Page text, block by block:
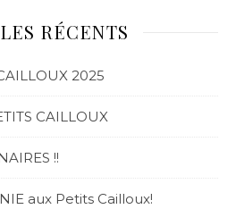
RÉCENTS
2025
CAILLOUX
!!
aux Petits Cailloux!